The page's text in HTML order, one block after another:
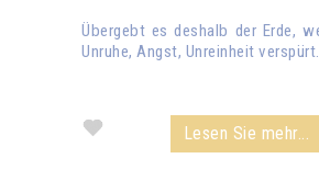
Übergebt es deshalb der Erde,
Unruhe, Angst, Unreinheit
Lesen Sie mehr...